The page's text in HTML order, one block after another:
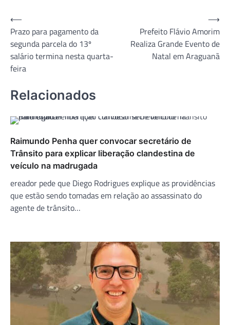
Navegação
de
Post
⟵
Prazo para pagamento da
segunda parcela do 13º
salário termina nesta quarta-
feira
Prefeito Flávio Amorim
Realiza Grande Evento de
Natal em Araguanã
⟶
Relacionados
Raimundo Penha quer convocar secretário de
Trânsito para explicar liberação clandestina de
veículo na madrugada
ereador pede que Diego Rodrigues explique as providências
que estão sendo tomadas em relação ao assassinato do
agente de trânsito…